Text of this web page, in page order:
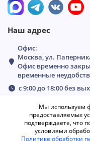
Наш адрес
Офис:
Москва, ул.
Офис временно
временные
с 9:00 до 18:00 без
Мы используем
предоставляемых
подтверждаете, что
условиями
Политике обработки